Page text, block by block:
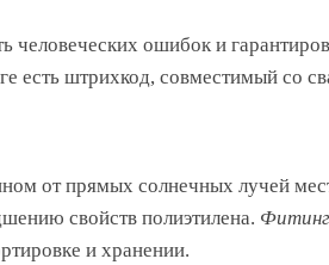
человеческих ошибок и
есть штрихкод, совместимый со
от прямых солнечных лучей
свойств полиэтилена.
и хранении.